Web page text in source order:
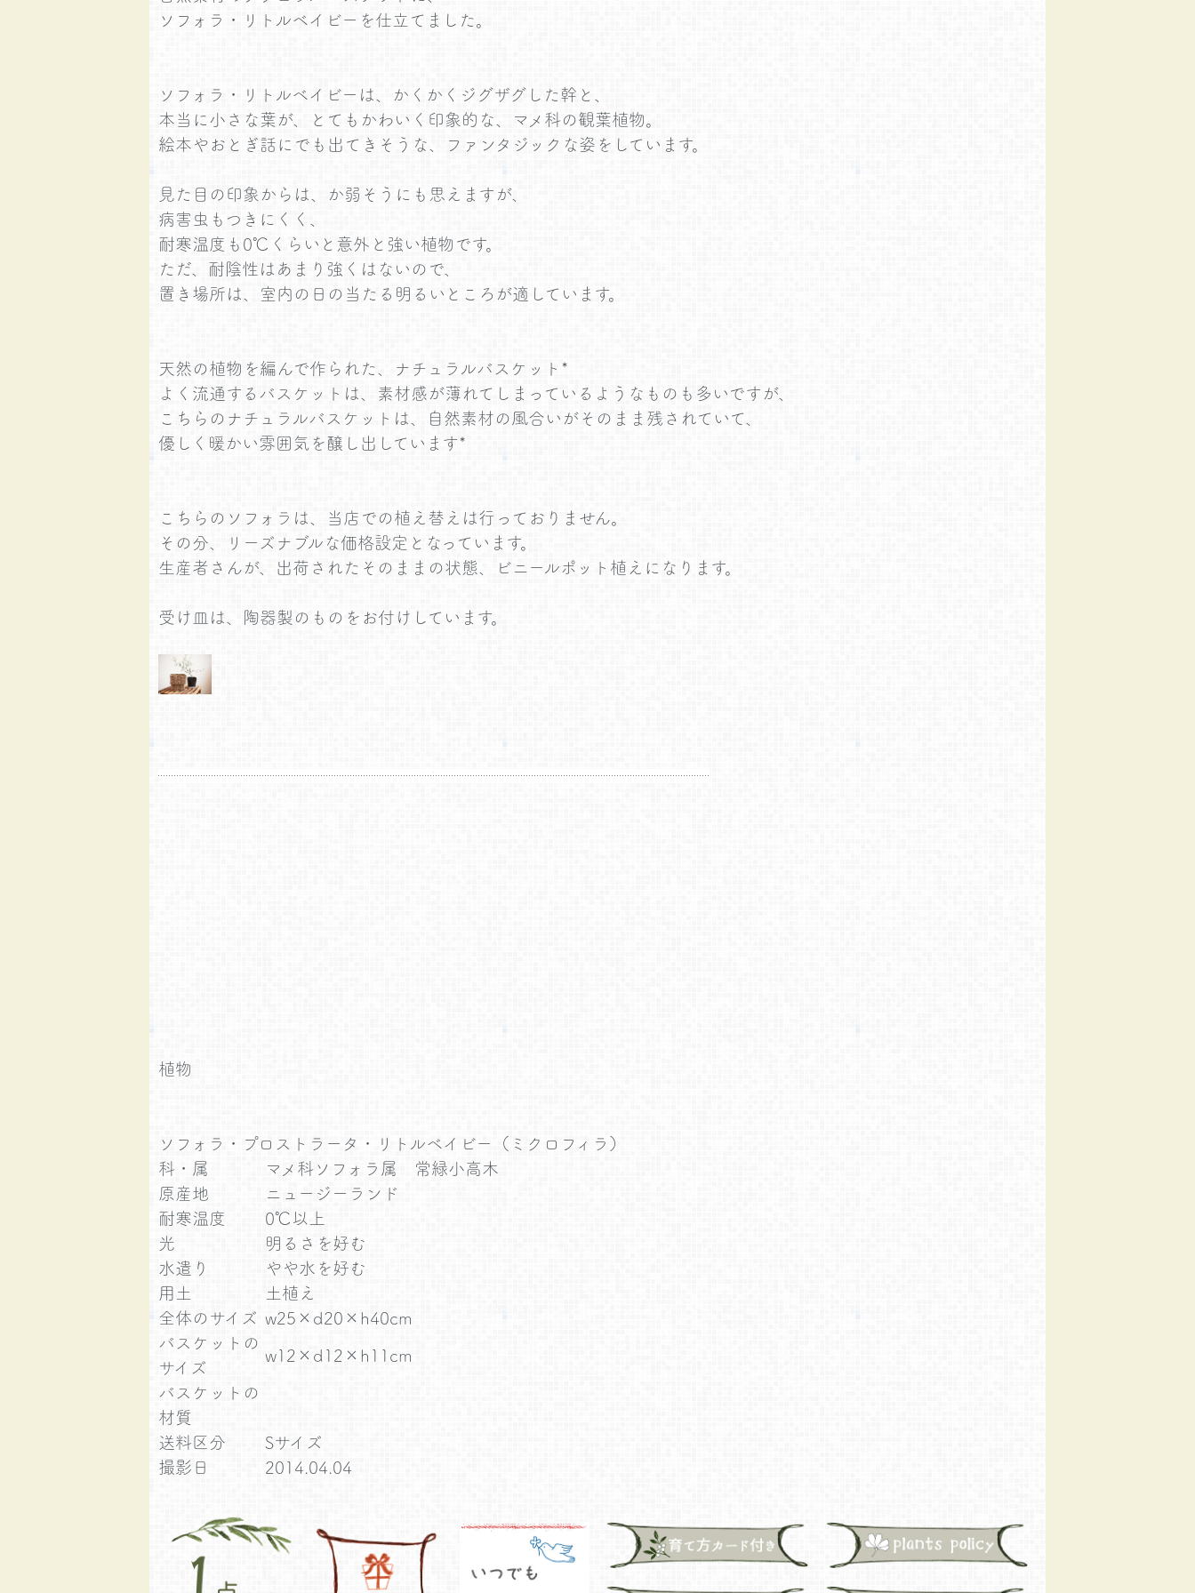
ソフォラ・リトルベイビーを仕立てました。
ソフォラ・リトルベイビーは、かくかくジグザグした幹と、
本当に小さな葉が、とてもかわいく印象的な、マメ科の観葉植物。
絵本やおとぎ話にでも出てきそうな、ファンタジックな姿をしています。
見た目の印象からは、か弱そうにも思えますが、
病害虫もつきにくく、
耐寒温度も0℃くらいと意外と強い植物です。
ただ、耐陰性はあまり強くはないので、
置き場所は、室内の日の当たる明るいところが適しています。
天然の植物を編んで作られた、ナチュラルバスケット*
よく流通するバスケットは、素材感が薄れてしまっているようなものも多いですが、
こちらのナチュラルバスケットは、自然素材の風合いがそのまま残されていて、
優しく暖かい雰囲気を醸し出しています*
こちらのソフォラは、当店での植え替えは行っておりません。
その分、リーズナブルな価格設定となっています。
生産者さんが、出荷されたそのままの状態、ビニールポット植えになります。
受け皿は、陶器製のものをお付けしています。
植物
ソフォラ・プロストラータ・リトルベイビー（ミクロフィラ）
科・属
マメ科ソフォラ属 常緑小高木
原産地
ニュージーランド
耐寒温度
0℃以上
光
明るさを好む
水遣り
やや水を好む
用土
土植え
全体のサイズ w25×d20×h40cm
バスケットの
サイズ
w12×d12×h11cm
バスケットの
材質
送料区分
Sサイズ
撮影日
2014.04.04